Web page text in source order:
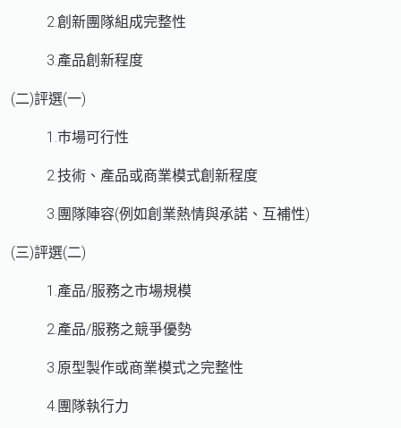
2.創新團隊組成完整性
3.產品創新程度
(二)評選(一)
1.巿場可行性
2.技術、產品或商業模式創新程度
3.團隊陣容(例如創業熱情與承諾、互補性)
(三)評選(二)
1.產品/服務之市場規模
2.產品/服務之競爭優勢
3.原型製作或商業模式之完整性
4.團隊執行力